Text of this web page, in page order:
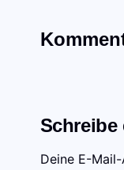
Schreibe
Deine E-